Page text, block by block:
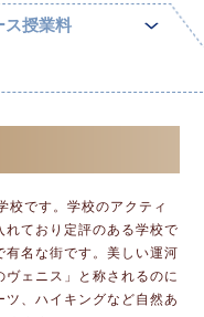
ス授業料
校です。学校のアクティ
れており定評のある学校で
名な街です。美しい運河
ェニス」と称されるのに
、ハイキングなど自然あ